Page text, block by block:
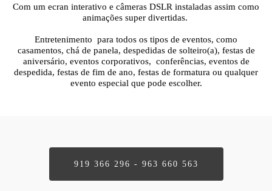
Com um ecran interativo e câmeras DSLR instaladas assim como
animações super divertidas.
Entretenimento para todos os tipos de eventos, como
casamentos, chá de panela, despedidas de solteiro(a), festas de
aniversário, eventos corporativos, conferências, eventos de
despedida, festas de fim de ano, festas de formatura ou qualquer
evento especial que pode escolher.
919 366 296 - 963 660 563